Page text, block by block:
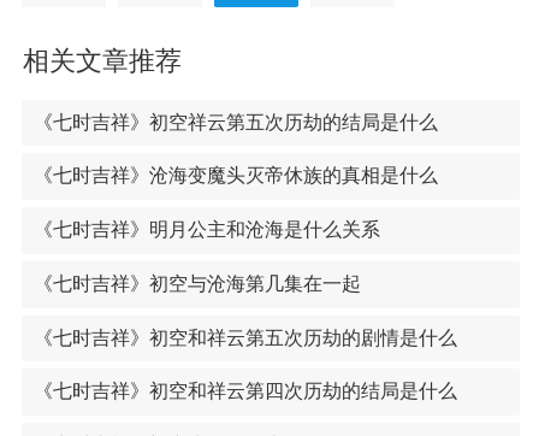
相关文章推荐
《七时吉祥》初空祥云第五次历劫的结局是什么
《七时吉祥》沧海变魔头灭帝休族的真相是什么
《七时吉祥》明月公主和沧海是什么关系
《七时吉祥》初空与沧海第几集在一起
《七时吉祥》初空和祥云第五次历劫的剧情是什么
《七时吉祥》初空和祥云第四次历劫的结局是什么